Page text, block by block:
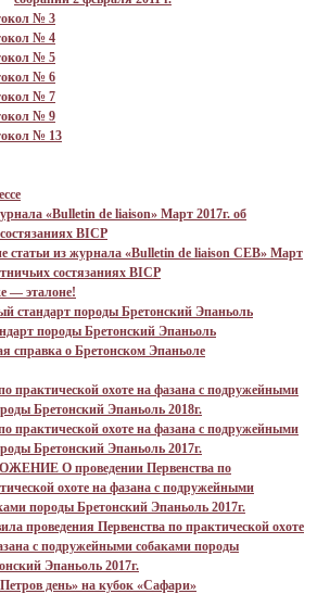
№ 3
№ 4
№ 5
№ 6
№ 7
№ 9
№ 13
«Bulletin de liaison» Март 2017г. об
BICP
статьи из журнала «Bulletin de liaison CEB» Март
состязаниях BICP
— эталоне!
стандарт породы Бретонский Эпаньоль
породы Бретонский Эпаньоль
справка о Бретонском Эпаньоле
практической охоте на фазана с подружейными
Бретонский Эпаньоль 2018г.
практической охоте на фазана с подружейными
Бретонский Эпаньоль 2017г.
О проведении Первенства по
охоте на фазана с подружейными
породы Бретонский Эпаньоль 2017г.
проведения Первенства по практической охоте
с подружейными собаками породы
Эпаньоль 2017г.
день» на кубок «Сафари»